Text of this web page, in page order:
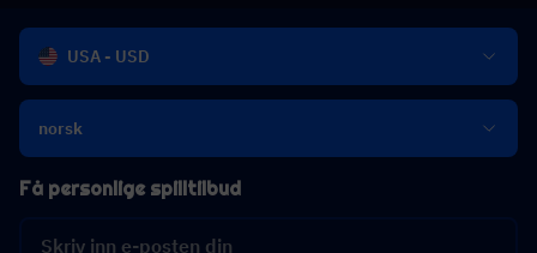
USA - USD
norsk
Få personlige spilltilbud